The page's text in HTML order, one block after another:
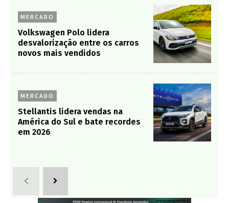
MERCADO
Volkswagen Polo lidera
desvalorização entre os carros
novos mais vendidos
MERCADO
Stellantis lidera vendas na
América do Sul e bate recordes
em 2026